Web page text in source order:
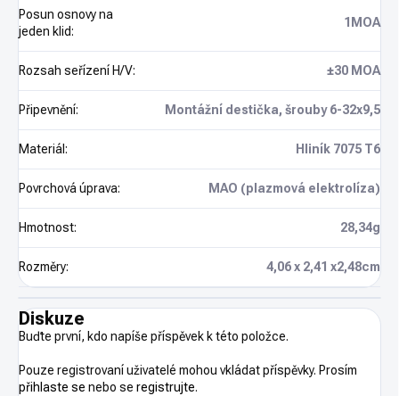
Posun osnovy na
jeden klid:
1MOA
Rozsah seřízení H/V: ±30 MOA
Připevnění: Montážní destička, šrouby 6-32x9,5
Materiál : Hliník 7075 T6
Povrchová úprava: MAO (plazmová elektrolíza)
Hmotnost: 28,34g
Rozměry: 4,06 x 2,41 x2,48cm
Diskuze
Buďte první, kdo napíše příspěvek k této položce.
Pouze registrovaní uživatelé mohou vkládat příspěvky. Prosím
přihlaste se nebo se registrujte.